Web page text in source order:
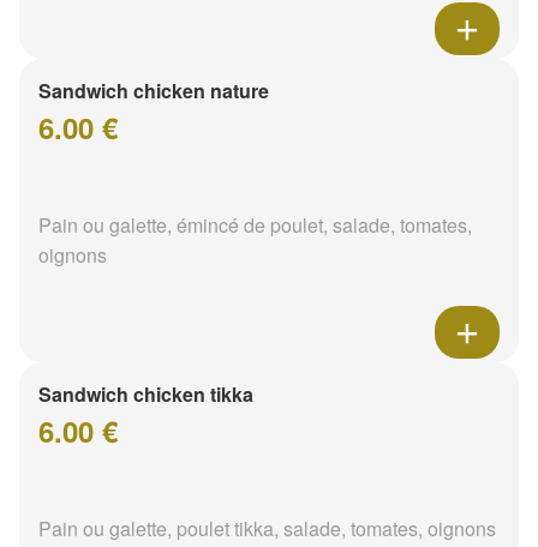
Sandwich chicken nature
6.00 €
Pain ou galette, émincé de poulet, salade, tomates,
oignons
Sandwich chicken tikka
6.00 €
Pain ou galette, poulet tikka, salade, tomates, oignons